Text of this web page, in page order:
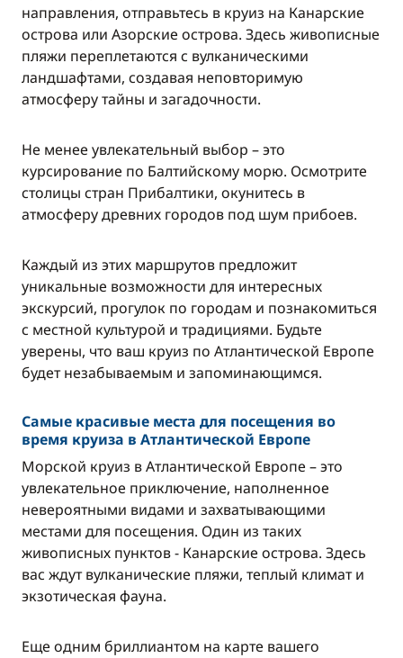
направления, отправьтесь в круиз на Канарские
острова или Азорские острова. Здесь живописные
пляжи переплетаются с вулканическими
ландшафтами, создавая неповторимую
атмосферу тайны и загадочности.
Не менее увлекательный выбор – это
курсирование по Балтийскому морю. Осмотрите
столицы стран Прибалтики, окунитесь в
атмосферу древних городов под шум прибоев.
Каждый из этих маршрутов предложит
уникальные возможности для интересных
экскурсий, прогулок по городам и познакомиться
с местной культурой и традициями. Будьте
уверены, что ваш круиз по Атлантической Европе
будет незабываемым и запоминающимся.
Самые красивые места для посещения во
время круиза в Атлантической Европе
Морской круиз в Атлантической Европе – это
увлекательное приключение, наполненное
невероятными видами и захватывающими
местами для посещения. Один из таких
живописных пунктов - Канарские острова. Здесь
вас ждут вулканические пляжи, теплый климат и
экзотическая фауна.
Еще одним бриллиантом на карте вашего